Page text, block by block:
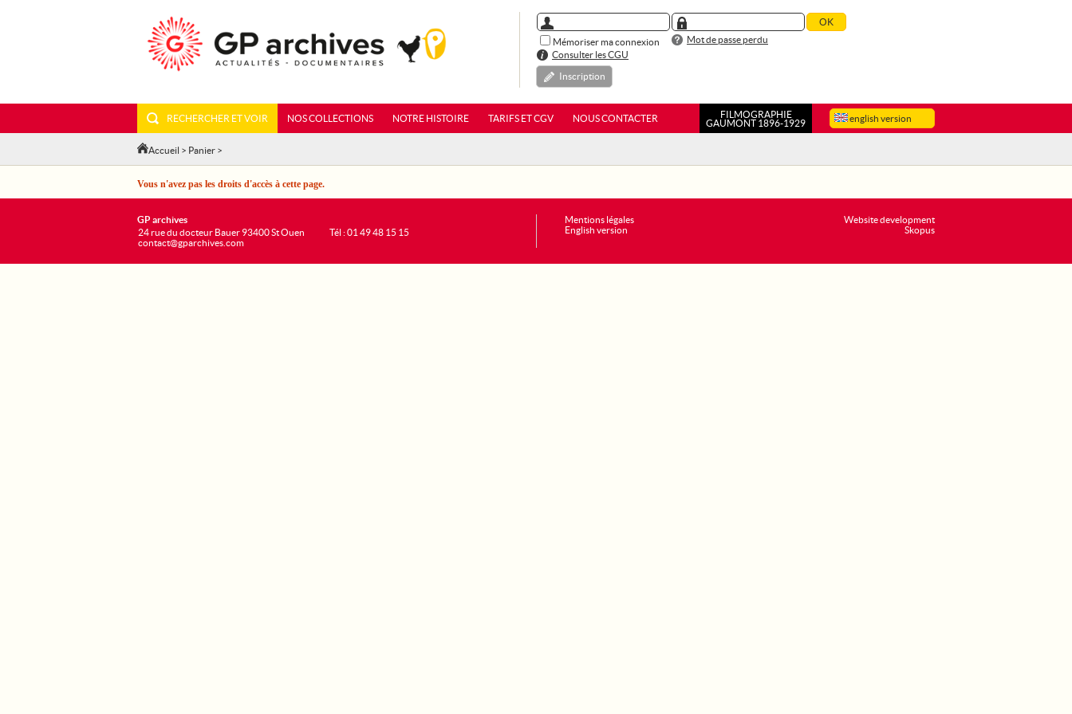
Mémoriser ma connexion
Mot de passe perdu
Consulter les CGU
Inscription
english version
RECHERCHER ET VOIR NOS COLLECTIONS NOTRE HISTOIRE TARIFS ET CGV NOUS CONTACTER
FILMOGRAPHIE
GAUMONT 1896-1929
Accueil > Panier >
Vous n'avez pas les droits d'accès à cette page.
Website development
Skopus
GP archives
24 rue du docteur Bauer 93400 St Ouen
contact@gparchives.com
Tél : 01 49 48 15 15
Mentions légales
English version